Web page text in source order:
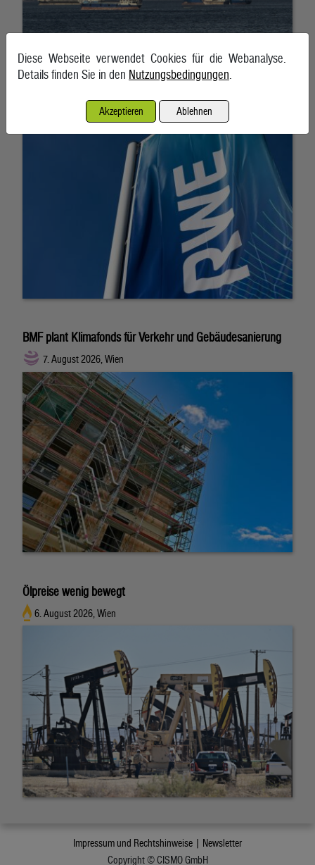
RWE gibt Milliarden-Pachtverträge für US-Windparks zurück
7. August 2026, Frankfurt am Main/Essen
BMF plant Klimafonds für Verkehr und Gebäudesanierung
7. August 2026, Wien
Ölpreise wenig bewegt
6. August 2026, Wien
Impressum und Rechtshinweise | Newsletter
Copyright © CISMO GmbH
Diese Webseite verwendet Cookies für die Webanalyse.
Details finden Sie in den Nutzungsbedingungen
Akzeptieren Ablehnen